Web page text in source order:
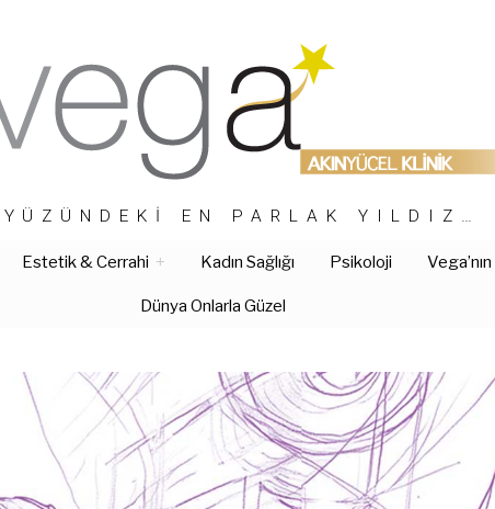
EN PARLAK YILDIZ…
Estetik & Cerrahi Kadın Sağlığı Psikoloji
Dünya Onlarla Güzel